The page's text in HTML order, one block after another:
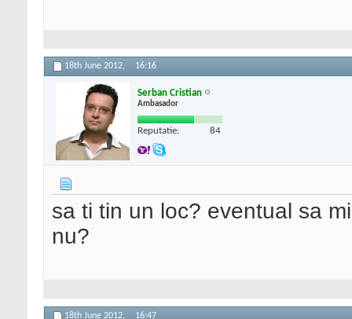
18th June 2012, 16:16
Serban Cristian
Ambasador
Reputatie: 84
sa ti tin un loc? eventual sa
nu?
18th June 2012, 16:47